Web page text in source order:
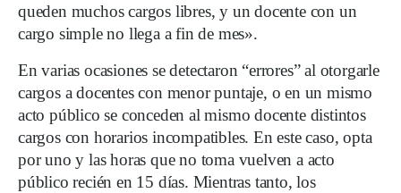
queden muchos cargos libres, y un docente con un
cargo simple no llega a fin de mes».
En varias ocasiones se detectaron “errores” al otorgarle
cargos a docentes con menor puntaje, o en un mismo
acto público se conceden al mismo docente distintos
cargos con horarios incompatibles. En este caso, opta
por uno y las horas que no toma vuelven a acto
público recién en 15 días. Mientras tanto, los